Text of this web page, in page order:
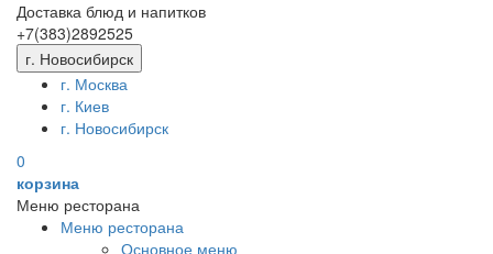
Доставка блюд и напитков
+7(383)2892525
г. Новосибирск
г. Москва
г. Киев
г. Новосибирск
0
корзина
Меню ресторана
Меню ресторана
Основное меню